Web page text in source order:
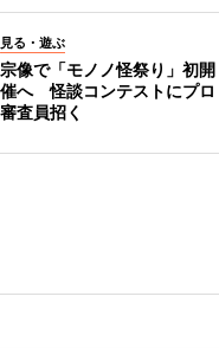
見る・遊ぶ
宗像で「モノノ怪祭り」初開
催へ 怪談コンテストにプロ
審査員招く